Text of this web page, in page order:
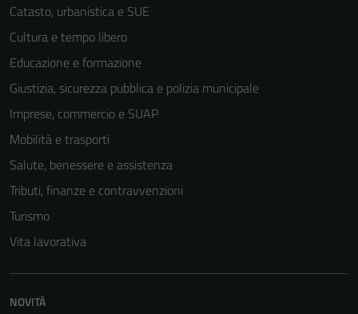
Catasto, urbanistica e SUE
Cultura e tempo libero
Educazione e formazione
Giustizia, sicurezza pubblica e polizia municipale
Imprese, commercio e SUAP
Mobilità e trasporti
Salute, benessere e assistenza
Tributi, finanze e contravvenzioni
Turismo
Vita lavorativa
NOVITÀ